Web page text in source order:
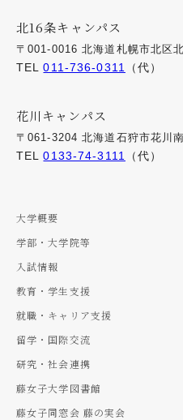
北16条キャンパス
〒001-0016 北海道札幌市北区
TEL011-736-0311 （代）
花川キャンパス
〒061-3204 北海道石狩市花川
TEL0133-74-3111 （代）
大学概要
学部・大学院等
入試情報
教育・学生支援
就職・キャリア支援
留学・国際交流
研究・社会連携
藤女子大学図書館
藤女子同窓会 藤の実会